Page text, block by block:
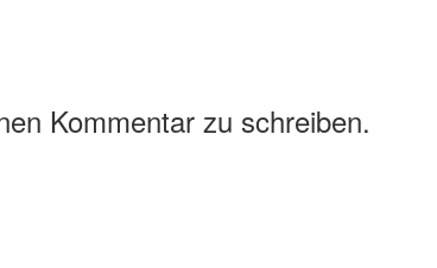
Kommentar zu schreiben.